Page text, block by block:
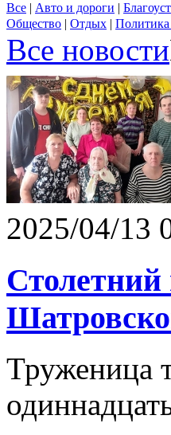
Все | Авто и дороги |
Общество | Отдых | Политика
Все новости
2025/04/13
Труженица